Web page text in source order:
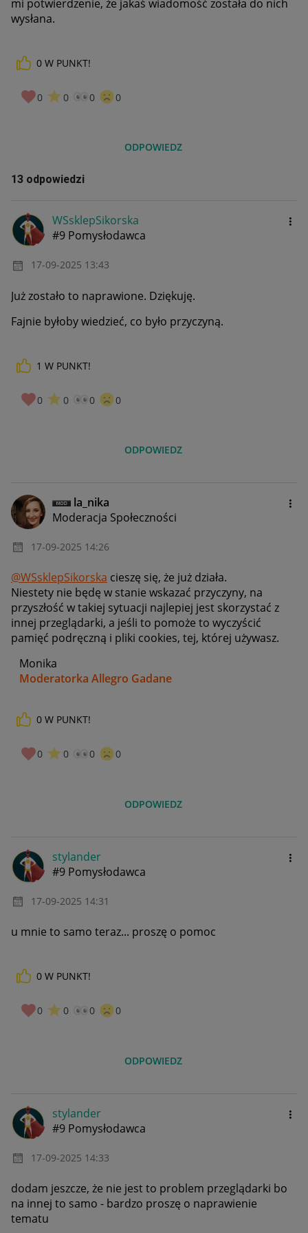
mi potwierdzenie, że jakaś wiadomość została do nich
wysłana.
0 W PUNKT!
0 0 0 0
ODPOWIEDZ
13 odpowiedzi
WSsklepSikorska
#9 Pomysłodawca
‎17-09-2025 13:43
Już zostało to naprawione. Dziękuję.
Fajnie byłoby wiedzieć, co było przyczyną.
1 W PUNKT!
0 0 0 0
ODPOWIEDZ
la_nika
Moderacja Społeczności
‎17-09-2025 14:26
@WSsklepSikorska cieszę się, że już działa.
Niestety nie będę w stanie wskazać przyczyny, na
przyszłość w takiej sytuacji najlepiej jest skorzystać z
innej przeglądarki, a jeśli to pomoże to wyczyścić
pamięć podręczną i pliki cookies, tej, której używasz.
Monika
Moderatorka Allegro Gadane
0 W PUNKT!
0 0 0 0
ODPOWIEDZ
stylander
#9 Pomysłodawca
‎17-09-2025 14:31
u mnie to samo teraz... proszę o pomoc
0 W PUNKT!
0 0 0 0
ODPOWIEDZ
stylander
#9 Pomysłodawca
‎17-09-2025 14:33
dodam jeszcze, że nie jest to problem przeglądarki bo
na innej to samo - bardzo proszę o naprawienie
tematu